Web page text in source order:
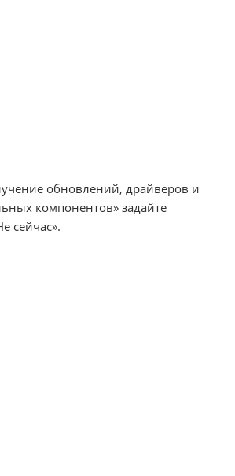
обновлений, драйверов и
компонентов» задайте
сейчас».